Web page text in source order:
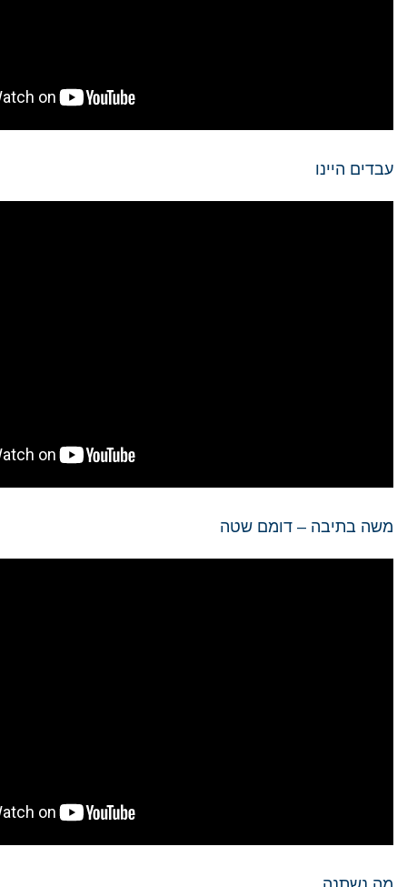
עבדים היינו
משה בתיבה – דומם שטה